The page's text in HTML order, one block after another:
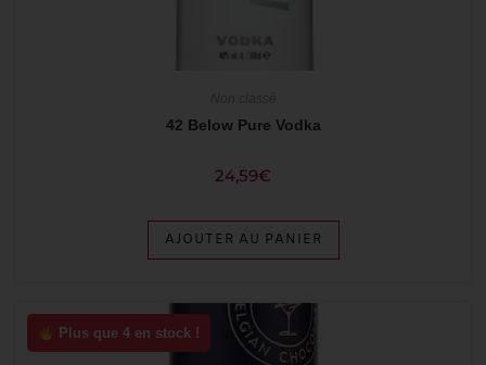
42 Below Pure Vodka
24,59€
AJOUTER AU PANIER
Plus que 4 en stock !